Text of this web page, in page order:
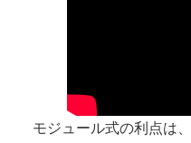
モジュール式の利点は